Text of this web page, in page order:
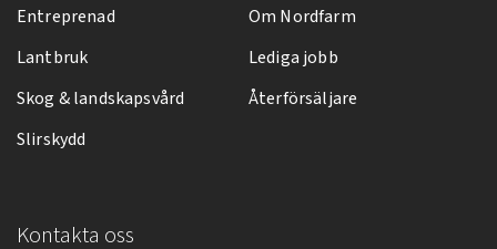
Entreprenad
Lantbruk
Skog & landskapsvård
Slirskydd
Om Nordfarm
Lediga jobb
Återförsäljare
Kontakta oss